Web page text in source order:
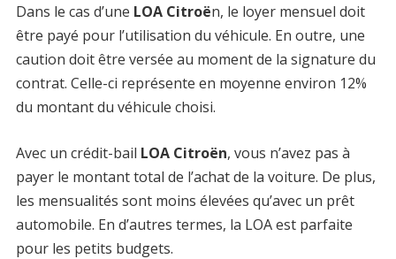
Dans le cas d’une LOA Citroën, le loyer mensuel doit
être payé pour l’utilisation du véhicule. En outre, une
caution doit être versée au moment de la signature du
contrat. Celle-ci représente en moyenne environ 12%
du montant du véhicule choisi.
Avec un crédit-bail LOA Citroën, vous n’avez pas à
payer le montant total de l’achat de la voiture. De plus,
les mensualités sont moins élevées qu’avec un prêt
automobile. En d’autres termes, la LOA est parfaite
pour les petits budgets.